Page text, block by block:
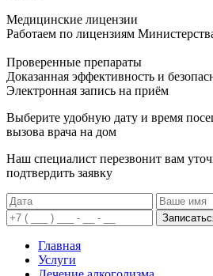
Медицинские лицензии
Работаем по лицензиям
Проверенные препараты
Доказанная эффективность и
Электронная запись на приём
Выберите удобную дату и время
вызова врача на дом
Наш специалист перезвонит вам
подтвердить заявку
Главная
Услуги